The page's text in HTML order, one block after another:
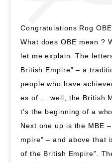
Congratulations Rog
What does OBE mean ?
let me explain. The
British Empire” – a
people who have
es of … well, the British
t’s the beginning of a
Next one up is the MBE
mpire” – and above that
of the British Empire”.